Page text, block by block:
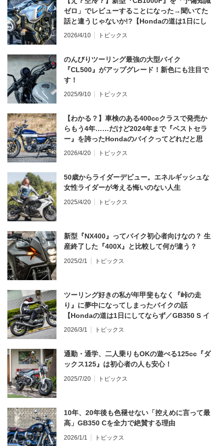
ゼロ」でレビューすることになった→聞いてた
話と違うじゃないか!?【Hondaの道は1日にし
てならず／CB1000F ①第一印象 編】
2026/4/10 トピックス
のんびりツーリング最強の大型バイク
『CL500』がアップグレード！新色にも注目で
す！
2025/9/10 トピックス
【わかる？】車検のある400ccクラスで発売か
らもう4年……だけど2024年まで『ベストセラ
ー』を誇ったHondaのバイクってどれだと思
う？
2026/4/20 トピックス
50歳からライダーデビュー。エネルギッシュな
女性ライダーが考える悔いのない人生
2025/4/20 トピックス
新型『NX400』ってバイク初心者向けなの？ 生
産終了した『400X』と比較して何が違う？
2025/2/1 トピックス
ツーリング好きの私が年甲斐もなく『峠の走
り』に夢中になってしまったバイクの話
【Hondaの道は1日にしてならず／GB350 S イ
ンプレ・レビュー 前編】
2026/3/1 トピックス
通勤・通学、二人乗りもOKの遊べる125cc『ダ
ックス125』は初心者の人も安心！
2025/7/20 トピックス
10年、20年後も色褪せない「控えめに言って最
高」GB350 Cを全力で絶賛する理由
2026/1/1 トピックス